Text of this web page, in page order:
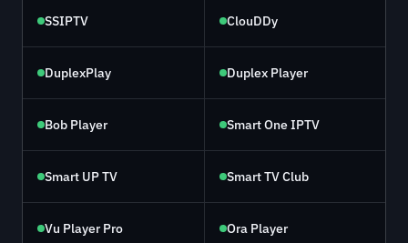
SSIPTV ClouDDy
DuplexPlay Duplex Player
Bob Player Smart One IPTV
Smart UP TV Smart TV Club
Vu Player Pro Ora Player